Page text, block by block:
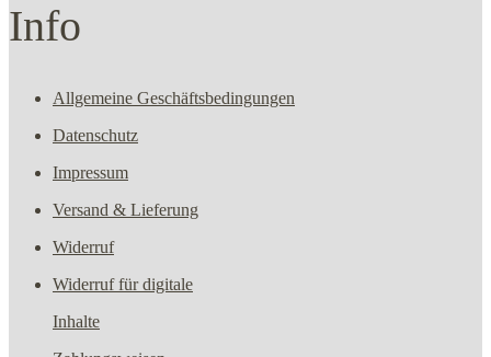
Info
Allgemeine Geschäftsbedingungen
Datenschutz
Impressum
Versand & Lieferung
Widerruf
Widerruf für digitale
Inhalte